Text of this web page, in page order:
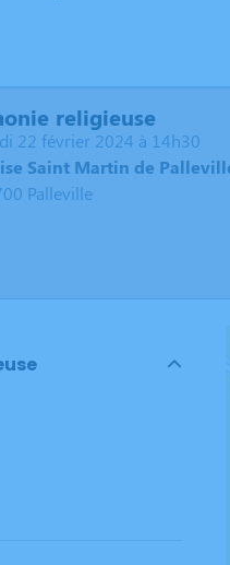
religieuse
22 février 2024 à 14h30
Saint Martin de
Palleville